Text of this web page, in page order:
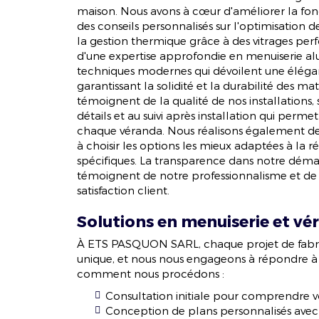
maison. Nous avons à cœur d'améliorer la
des conseils personnalisés sur l'optimisation
la gestion thermique grâce à des vitrages
d'une expertise approfondie en menuiserie
techniques modernes qui dévoilent une
garantissant la solidité et la durabilité des
témoignent de la qualité de nos
détails et au suivi après installation qui
chaque véranda. Nous réalisons également
à choisir les options les mieux adaptées à la
spécifiques. La transparence dans notre
témoignent de notre professionnalisme et
satisfaction client.
Solutions en menuiserie et
À ETS PASQUON SARL, chaque projet de
unique, et nous nous engageons à répondre
comment nous procédons :
Consultation initiale pour comprendre
Conception de plans personnalisés